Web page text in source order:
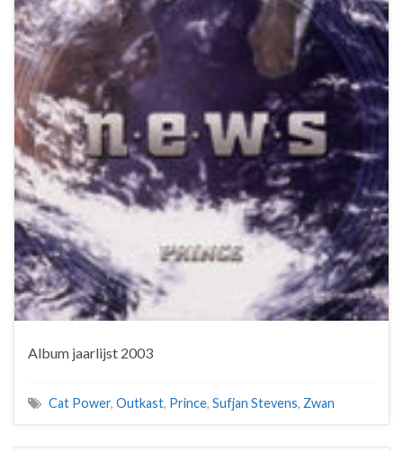
Album jaarlijst 2003
Cat Power, Outkast, Prince, Sufjan Stevens, Zwan